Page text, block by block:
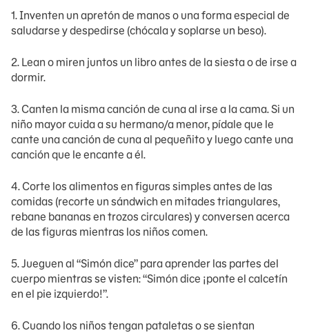
1. Inventen un apretón de manos o una forma especial de
saludarse y despedirse (chócala y soplarse un beso).
2. Lean o miren juntos un libro antes de la siesta o de irse a
dormir.
3. Canten la misma canción de cuna al irse a la cama. Si un
niño mayor cuida a su hermano/a menor, pídale que le
cante una canción de cuna al pequeñito y luego cante una
canción que le encante a él.
4. Corte los alimentos en figuras simples antes de las
comidas (recorte un sándwich en mitades triangulares,
rebane bananas en trozos circulares) y conversen acerca
de las figuras mientras los niños comen.
5. Jueguen al “Simón dice” para aprender las partes del
cuerpo mientras se visten: “Simón dice ¡ponte el calcetín
en el pie izquierdo!”.
6. Cuando los niños tengan pataletas o se sientan